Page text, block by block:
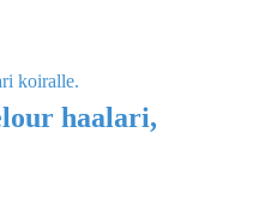
haalari,